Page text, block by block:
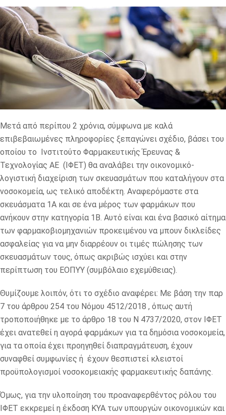
Μετά από περίπου 2 χρόνια, σύμφωνα με καλά
επιβεβαιωμένες πληροφορίες ξεπαγώνει σχέδιο, βάσει του
οποίου το Ινστιτούτο Φαρμακευτικής Έρευνας &
Τεχνολογίας ΑΕ (ΙΦΕΤ) θα αναλάβει την οικονομικό-
λογιστική διαχείριση των σκευασμάτων που καταλήγουν στα
νοσοκομεία, ως τελικό αποδέκτη. Αναφερόμαστε στα
σκευάσματα 1Α και σε ένα μέρος των φαρμάκων που
ανήκουν στην κατηγορία 1Β. Αυτό είναι και ένα βασικό αίτημα
των φαρμακοβιομηχανιών προκειμένου να μπουν δικλείδες
ασφαλείας για να μην διαρρέουν οι τιμές πώλησης των
σκευασμάτων τους, όπως ακριβώς ισχύει και στην
περίπτωση του ΕΟΠΥΥ (συμβόλαιο εχεμύθειας).
Θυμίζουμε λοιπόν, ότι το σχέδιο αναφέρει: Με βάση την παρ
7 του άρθρου 254 του Νόμου 4512/2018 , όπως αυτή
τροποποιήθηκε με το άρθρο 18 του Ν 4737/2020, στον ΙΦΕΤ
έχει ανατεθεί η αγορά φαρμάκων για τα δημόσια νοσοκομεία,
για τα οποία έχει προηγηθεί διαπραγμάτευση, έχουν
συναφθεί συμφωνίες ή έχουν θεσπιστεί κλειστοί
προϋπολογισμοί νοσοκομειακής φαρμακευτικής δαπάνης.
Όμως, για την υλοποίηση του προαναφερθέντος ρόλου του
ΙΦΕΤ εκκρεμεί η έκδοση ΚΥΑ των υπουργών οικονομικών και